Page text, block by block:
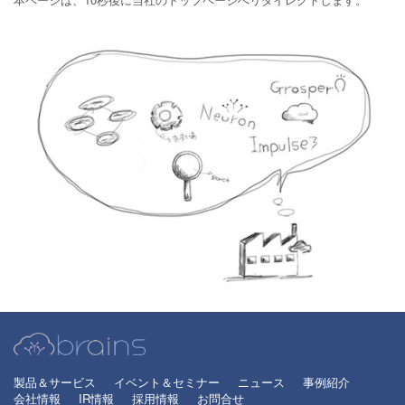
製品＆サービス イベント＆セミナー ニュース
事例紹介
会社情報
IR情報 採用情報 お問合せ